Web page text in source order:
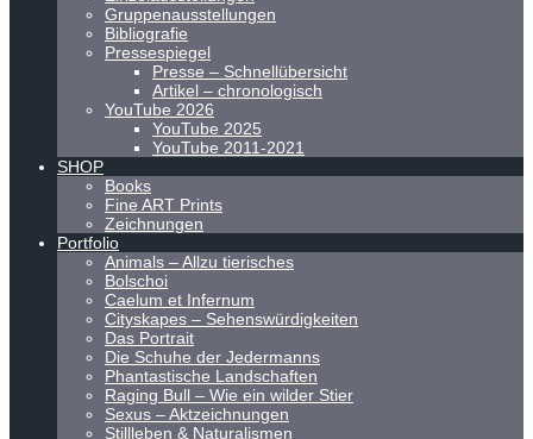
Gruppenausstellungen
Bibliografie
Pressespiegel
Presse – Schnellübersicht
Artikel – chronologisch
YouTube 2026
YouTube 2025
YouTube 2011-2021
SHOP
Books
Fine ART Prints
Zeichnungen
Portfolio
Animals – Allzu tierisches
Bolschoi
Caelum et Infernum
Cityskapes – Sehenswürdigkeiten
Das Portrait
Die Schuhe der Jedermanns
Phantastische Landschaften
Raging Bull – Wie ein wilder Stier
Sexus – Aktzeichnungen
Stillleben & Naturalismen